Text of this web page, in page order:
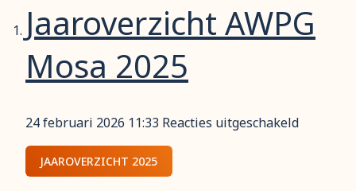
Jaaroverzicht AWPG
Mosa 2025
24 februari 2026 11:33 Reacties uitgeschakeldvoor
JAAROVERZICHT 2025